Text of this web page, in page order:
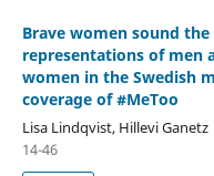
Brave women sound the
representations of men
women in the Swedish
coverage of #MeToo
Lisa Lindqvist, Hillevi Ganetz
14-46